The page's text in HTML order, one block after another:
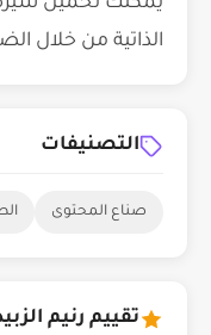
الذاتية من خلال
التصنيفات
صناع المحتوى
تقييم رنيم